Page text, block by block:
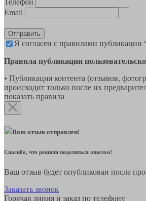
Email
Отправить
Я согласен с правилами публикации
Правила публикации
• Публикация контента (отзывов,
происходит только после их
показать правила
Ваш отзыв отправлен!
Спасибо, что решили поделиться опытом!
Ваш отзыв будет опубликован после
Заказать звонок
Горячая линия и заказ по телефону